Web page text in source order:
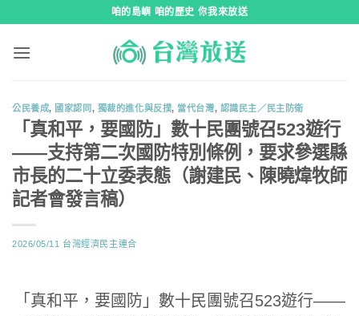
咱的島嶼 咱的歷史 你我來放送
公民養成, 國家認同, 獨裁的進化與反撲, 當代台灣, 認識民主／民主防衛
「真和平，要國防」數十民團號召523遊行
——支持第二次國防特別條例，要求參選縣
市長的二十立委表態（謝建民、陳曉煒牧師
記者會發言稿）
2026/05/11 台灣經濟民主連合
「真和平，要國防」數十民團號召523遊行——